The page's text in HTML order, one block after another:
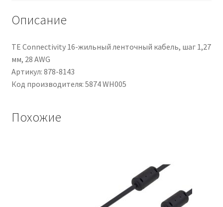
1
kV,
Bianco,
UL1180
Описание
TE Connectivity 16-жильный ленточный кабель, шаг 1,27
мм, 28 AWG
Артикул: 878-8143
Код производителя: 5874 WH005
Похожие